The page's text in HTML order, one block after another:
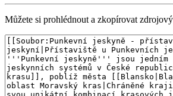
Můžete si prohlédnout a zkopírovat